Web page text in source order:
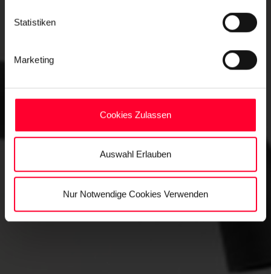
Statistiken
Marketing
Cookies Zulassen
Auswahl Erlauben
Nur Notwendige Cookies Verwenden